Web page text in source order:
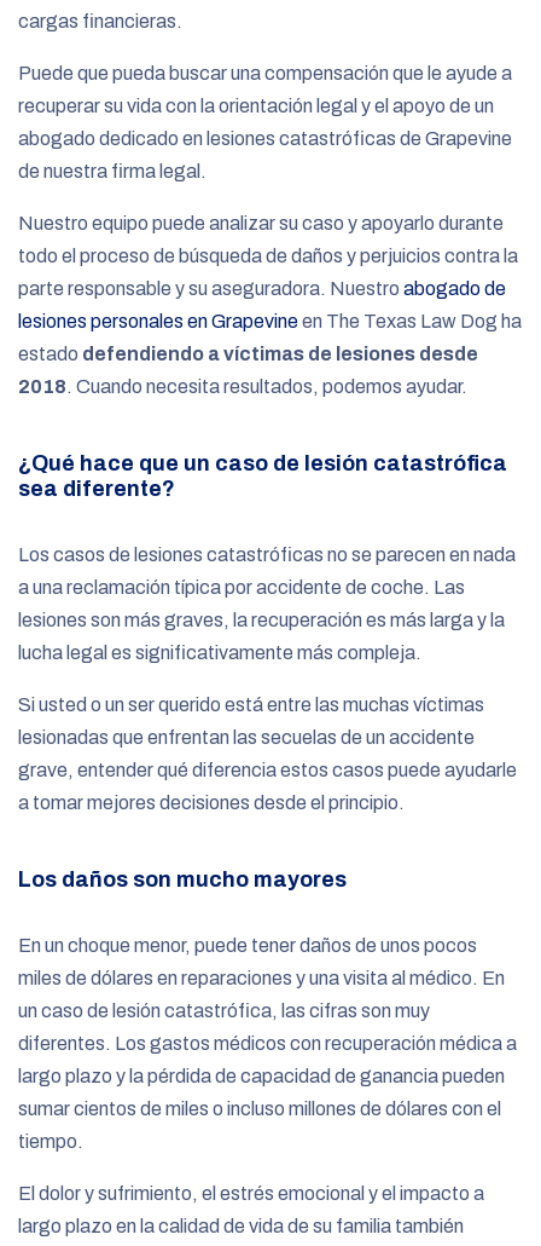
cargas financieras.
Puede que pueda buscar una compensación que le ayude a
recuperar su vida con la orientación legal y el apoyo de un
abogado dedicado en lesiones catastróficas de Grapevine
de nuestra firma legal.
Nuestro equipo puede analizar su caso y apoyarlo durante
todo el proceso de búsqueda de daños y perjuicios contra la
parte responsable y su aseguradora. Nuestro abogado de
lesiones personales en Grapevineen The Texas Law Dog ha
estado defendiendo a víctimas de lesiones desde
2018. Cuando necesita resultados, podemos ayudar.
¿Qué hace que un caso de lesión catastrófica
sea diferente?
Los casos de lesiones catastróficas no se parecen en nada
a una reclamación típica por accidente de coche. Las
lesiones son más graves, la recuperación es más larga y la
lucha legal es significativamente más compleja.
Si usted o un ser querido está entre las muchas víctimas
lesionadas que enfrentan las secuelas de un accidente
grave, entender qué diferencia estos casos puede ayudarle
a tomar mejores decisiones desde el principio.
Los daños son mucho mayores
En un choque menor, puede tener daños de unos pocos
miles de dólares en reparaciones y una visita al médico. En
un caso de lesión catastrófica, las cifras son muy
diferentes. Los gastos médicos con recuperación médica a
largo plazo y la pérdida de capacidad de ganancia pueden
sumar cientos de miles o incluso millones de dólares con el
tiempo.
El dolor y sufrimiento, el estrés emocional y el impacto a
largo plazo en la calidad de vida de su familia también